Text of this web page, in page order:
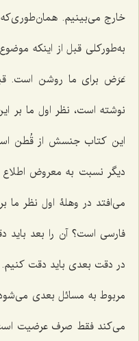
خارج می‌بینیم.
به‌طورکلی قبل از اینکه
عَرَض برای ما روشن است.
نوشته است، نظر اول ما بر
این کتاب جنسش از قُطن
دیگر نسبت به معروض اطلاع
می‌افتد در وهلۀ اول نظر ما
فارسی است؟ آن را بعد باید
‌در دقت بعدی باید دقت کنیم.
مربوط به مسائل بعدی
می‌کند فقط صرف عرضیت